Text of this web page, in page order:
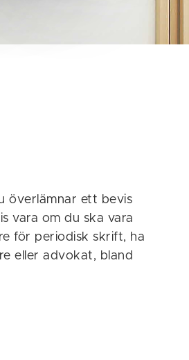
överlämnar ett bevis
vara om du ska vara
för periodisk skrift, ha
eller advokat, bland